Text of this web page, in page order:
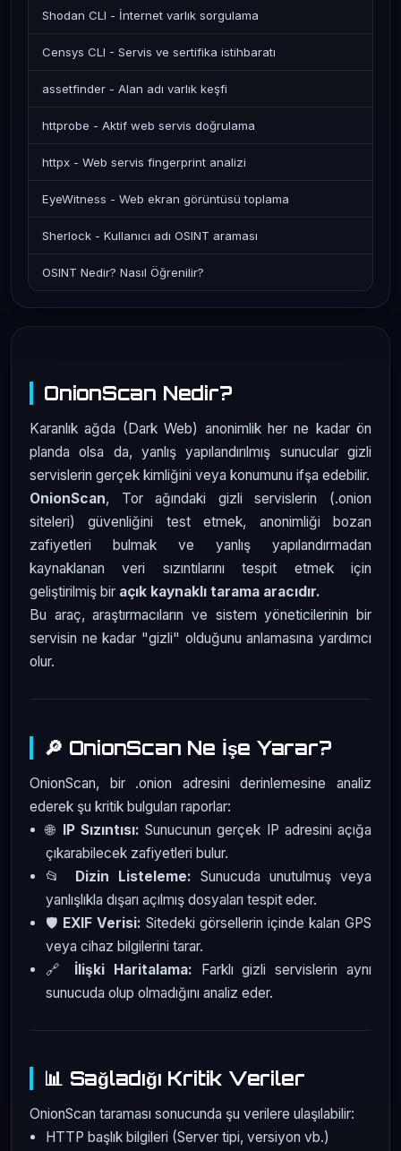
OnionScan Nedir?
Karanlık ağda (Dark Web) anonimlik her ne kadar ön
planda olsa da, yanlış yapılandırılmış sunucular gizli
servislerin gerçek kimliğini veya konumunu ifşa edebilir.
OnionScan, Tor ağındaki gizli servislerin (.onion
siteleri) güvenliğini test etmek, anonimliği bozan
zafiyetleri bulmak ve yanlış yapılandırmadan
kaynaklanan veri sızıntılarını tespit etmek için
geliştirilmiş bir açık kaynaklı tarama aracıdır.
Bu araç, araştırmacıların ve sistem yöneticilerinin bir
servisin ne kadar "gizli" olduğunu anlamasına yardımcı
olur.
🔎 OnionScan Ne İşe Yarar?
OnionScan, bir .onion adresini derinlemesine analiz
ederek şu kritik bulguları raporlar:
🌐 IP Sızıntısı: Sunucunun gerçek IP adresini açığa
çıkarabilecek zafiyetleri bulur.
📂 Dizin Listeleme: Sunucuda unutulmuş veya
yanlışlıkla dışarı açılmış dosyaları tespit eder.
🛡️ EXIF Verisi: Sitedeki görsellerin içinde kalan GPS
veya cihaz bilgilerini tarar.
🔗 İlişki Haritalama: Farklı gizli servislerin aynı
sunucuda olup olmadığını analiz eder.
📊 Sağladığı Kritik Veriler
OnionScan taraması sonucunda şu verilere ulaşılabilir:
HTTP başlık bilgileri (Server tipi, versiyon vb.)
Shodan CLI - İnternet varlık sorgulama
Censys CLI - Servis ve sertifika istihbaratı
assetfinder - Alan adı varlık keşfi
httprobe - Aktif web servis doğrulama
httpx - Web servis fingerprint analizi
EyeWitness - Web ekran görüntüsü toplama
Sherlock - Kullanıcı adı OSINT araması
OSINT Nedir? Nasıl Öğrenilir?